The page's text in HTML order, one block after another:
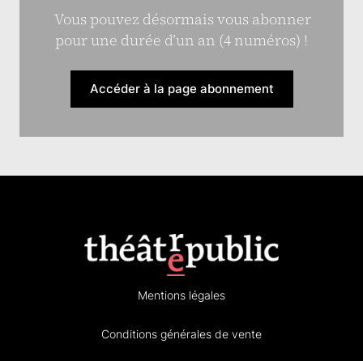
Vous pouvez désormais vous abonner
pour une durée d’un an (4 numéros) !
Accéder à la page abonnement
Mentions légales
Conditions générales de vente